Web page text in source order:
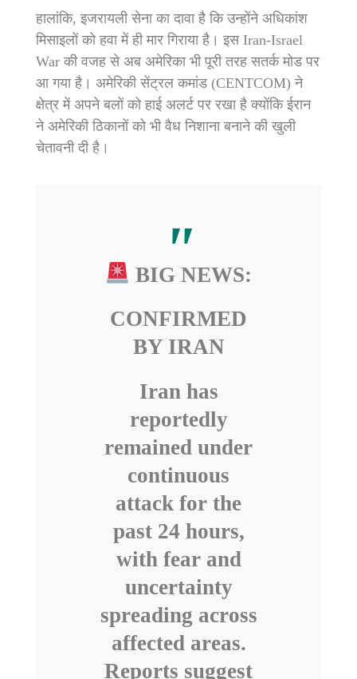
हालांकि, इजरायली सेना का दावा है कि उन्होंने अधिकांश
मिसाइलों को हवा में ही मार गिराया है। इस Iran-Israel
War की वजह से अब अमेरिका भी पूरी तरह सतर्क मोड पर
आ गया है। अमेरिकी सेंट्रल कमांड (CENTCOM) ने
क्षेत्र में अपने बलों को हाई अलर्ट पर रखा है क्योंकि ईरान
ने अमेरिकी ठिकानों को भी वैध निशाना बनाने की खुली
चेतावनी दी है।
BIG NEWS:
CONFIRMED
BY IRAN
Iran has
reportedly
remained under
continuous
attack for the
past 24 hours,
with fear and
uncertainty
spreading across
affected areas.
Reports suggest